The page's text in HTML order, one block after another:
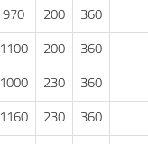
970 200 360
1100 200 360
1000 230 360
1160 230 360